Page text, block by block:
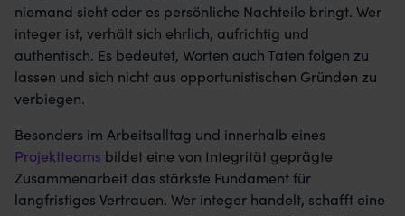
niemand sieht oder es persönliche Nachteile bringt. Wer
integer ist, verhält sich ehrlich, aufrichtig und
authentisch. Es bedeutet, Worten auch Taten folgen zu
lassen und sich nicht aus opportunistischen Gründen zu
verbiegen.
Besonders im Arbeitsalltag und innerhalb eines
Projektteams bildet eine von Integrität geprägte
Zusammenarbeit das stärkste Fundament für
langfristiges Vertrauen. Wer integer handelt, schafft eine